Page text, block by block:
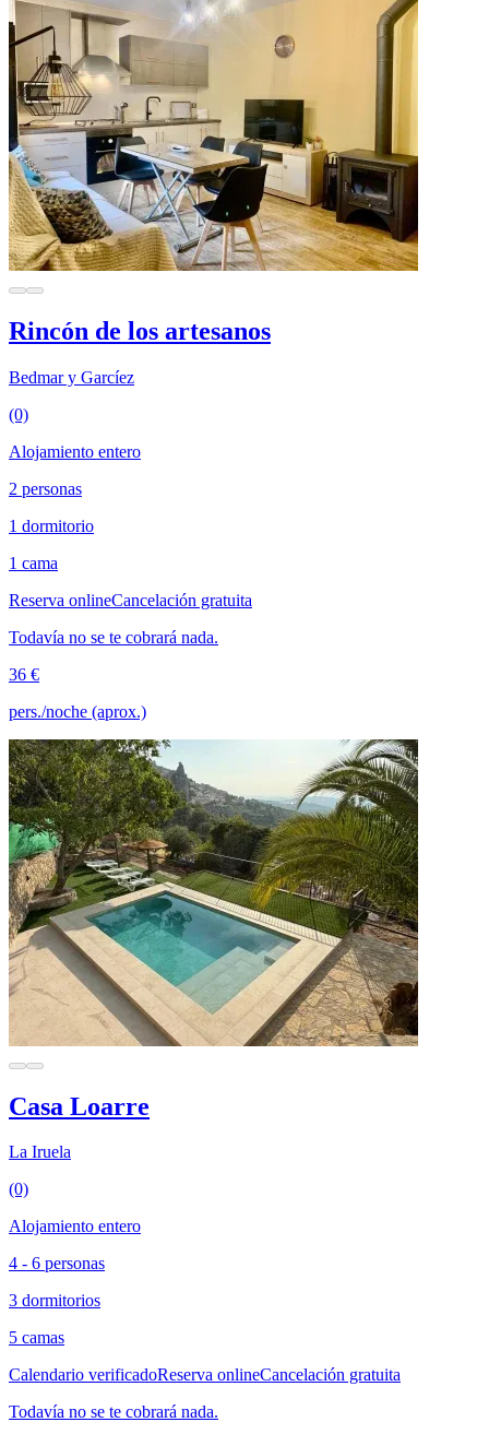
Rincón de los artesanos
Bedmar y Garcíez
(0)
Alojamiento entero
2 personas
1 dormitorio
1 cama
Reserva onlineCancelación gratuita
Todavía no se te cobrará nada.
36 €
pers./noche (aprox.)
Casa Loarre
La Iruela
(0)
Alojamiento entero
4 - 6 personas
3 dormitorios
5 camas
Calendario verificadoReserva onlineCancelación gratuita
Todavía no se te cobrará nada.